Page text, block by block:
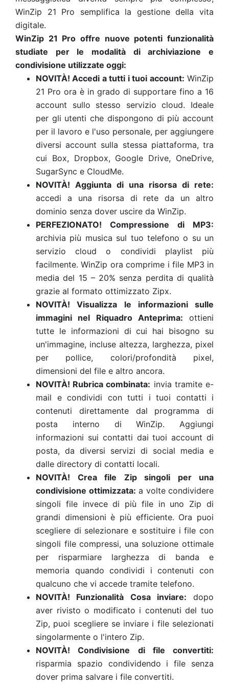
WinZip 21 Pro semplifica la gestione della vita
digitale.
WinZip 21 Pro offre nuove potenti funzionalità
studiate per le modalità di archiviazione e
condivisione utilizzate oggi:
NOVITÀ! Accedi a tutti i tuoi account: WinZip
21 Pro ora è in grado di supportare fino a 16
account sullo stesso servizio cloud. Ideale
per gli utenti che dispongono di più account
per il lavoro e l'uso personale, per aggiungere
diversi account sulla stessa piattaforma, tra
cui Box, Dropbox, Google Drive, OneDrive,
SugarSync e CloudMe.
NOVITÀ! Aggiunta di una risorsa di rete:
accedi a una risorsa di rete da un altro
dominio senza dover uscire da WinZip.
PERFEZIONATO! Compressione di MP3:
archivia più musica sul tuo telefono o su un
servizio cloud o condividi playlist più
facilmente. WinZip ora comprime i file MP3 in
media del 15 – 20% senza perdita di qualità
grazie al formato ottimizzato Zipx.
NOVITÀ! Visualizza le informazioni sulle
immagini nel Riquadro Anteprima: ottieni
tutte le informazioni di cui hai bisogno su
un'immagine, incluse altezza, larghezza, pixel
per pollice, colori/profondità pixel,
dimensioni del file e altro ancora.
NOVITÀ! Rubrica combinata: invia tramite e-
mail e condividi con tutti i tuoi contatti i
contenuti direttamente dal programma di
posta interno di WinZip. Aggiungi
informazioni sui contatti dai tuoi account di
posta, da diversi servizi di social media e
dalle directory di contatti locali.
NOVITÀ! Crea file Zip singoli per una
condivisione ottimizzata: a volte condividere
singoli file invece di più file in uno Zip di
grandi dimensioni è più efficiente. Ora puoi
scegliere di selezionare e sostituire i file con
singoli file compressi, una soluzione ottimale
per risparmiare larghezza di banda e
memoria quando condividi i contenuti con
qualcuno che vi accede tramite telefono.
NOVITÀ! Funzionalità Cosa inviare: dopo
aver rivisto o modificato i contenuti del tuo
Zip, puoi scegliere se inviare i file selezionati
singolarmente o l'intero Zip.
NOVITÀ! Condivisione di file convertiti:
risparmia spazio condividendo i file senza
dover prima salvare i file convertiti.